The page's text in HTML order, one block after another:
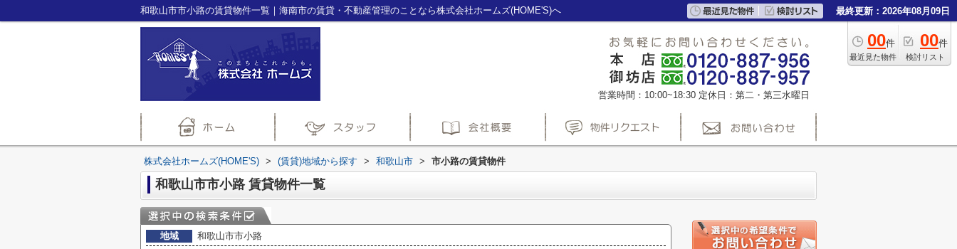
和歌山市市小路の賃貸物件一覧｜海南市の賃貸・不動産管理のことなら株式会社ホームズ(HOME'S)へ 最終更新：2026年08月09日
00件
最近見た物件
00件
検討リスト
営業時間：10:00~18:30 定休日：第二・第三水曜日
株式会社ホームズ(HOME'S) > (賃貸)地域から探す > 和歌山市 > 市小路の賃貸物件
和歌山市市小路 賃貸物件一覧
地域
和歌山市市小路